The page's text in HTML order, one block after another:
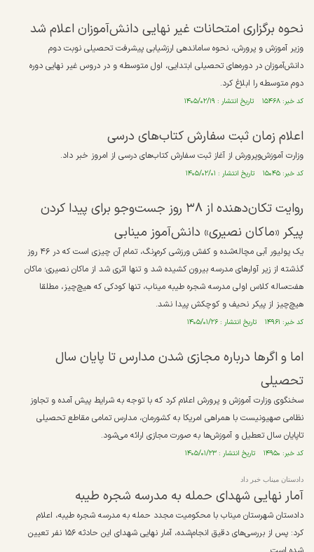
نحوه برگزاری امتحانات غیر نهایی دانش‌آموزان اعلام شد
وزیر آموزش و پرورش، نحوه ساماندهی ارزشیابی پیشرفت تحصیلی نوبت دوم
دانش‌آموزان در دوره‌های تحصیلی ابتدایی، اول متوسطه و در دروس غیر نهایی دوره
دوم متوسطه را ابلاغ کرد.
کد خبر: ۱۵۴۶۸ تاریخ انتشار : ۱۴۰۵/۰۲/۱۹
اعلام زمان ثبت سفارش کتاب‌های درسی
وزارت آموزش‌و‌پرورش از آغاز ثبت سفارش کتاب‌های درسی از امروز خبر داد.
کد خبر: ۱۵۰۴۵ تاریخ انتشار : ۱۴۰۵/۰۲/۰۱
روایت تکان‌دهنده از ۳۸ روز جست‌و‌جو برای پیدا کردن
پیکر «ماکان نصیری» دانش‌آموز مینابی
یک پولیور آبی مچاله‌شده و کفش ورزشی کرم‌رنگ، تمام آن چیزی است که در ۴۶ روز
گذشته از زیر آوار‌های مدرسه بیرون کشیده شد و تنها اثری شد از ماکان نصیری؛ ماکان
هفت‌ساله کلاس اولی مدرسه شجره طیبه میناب، تنها کودکی که هیچ‌چیز، مطلقا
هیچ‌چیز از پیکر نحیف و کوچکش پیدا نشد.
کد خبر: ۱۴۹۶۱ تاریخ انتشار : ۱۴۰۵/۰۱/۲۶
اما و اگرها درباره مجازی شدن مدارس تا پایان سال
تحصیلی
سخنگوی وزارت آموزش و پرورش اعلام کرد که با توجه به شرایط پیش آمده و تجاوز
نظامی صهیونیست با همراهی امریکا به کشورمان، مدارس تمامی مقاطع تحصیلی
تاپایان سال تعطیل و آموزش‌ها به صورت مجازی ارائه می‌شود.
کد خبر: ۱۴۹۵۰ تاریخ انتشار : ۱۴۰۵/۰۱/۲۳
دادستان میناب خبر داد
آمار نهایی شهدای حمله به مدرسه شجره طیبه
دادستان شهرستان میناب با محکومیت مجدد حمله به مدرسه شجره طیبه، اعلام
کرد: پس از بررسی‌های دقیق انجام‌شده، آمار نهایی شهدای این حادثه ۱۵۶ نفر تعیین